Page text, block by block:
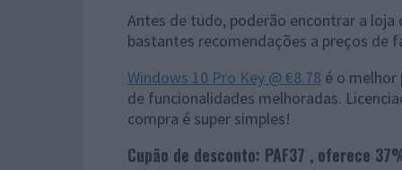
Antes de tudo, poderão encontrar a loja
bastantes recomendações a preços de
Windows 10 Pro Key @ €8.78 é o melhor
de funcionalidades melhoradas.
compra é super simples!
Cupão de desconto: PAF37 , oferece